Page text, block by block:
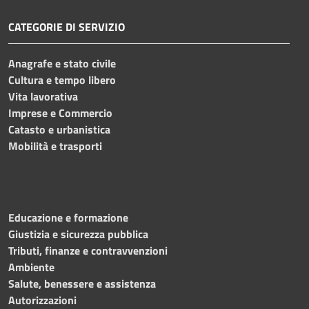
CATEGORIE DI SERVIZIO
Anagrafe e stato civile
Cultura e tempo libero
Vita lavorativa
Imprese e Commercio
Catasto e urbanistica
Mobilità e trasporti
Educazione e formazione
Giustizia e sicurezza pubblica
Tributi, finanze e contravvenzioni
Ambiente
Salute, benessere e assistenza
Autorizzazioni